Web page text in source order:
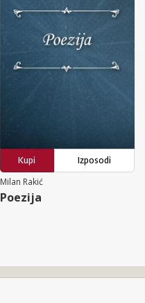
Kupi
Izposodi
Milan Rakić
Poezija